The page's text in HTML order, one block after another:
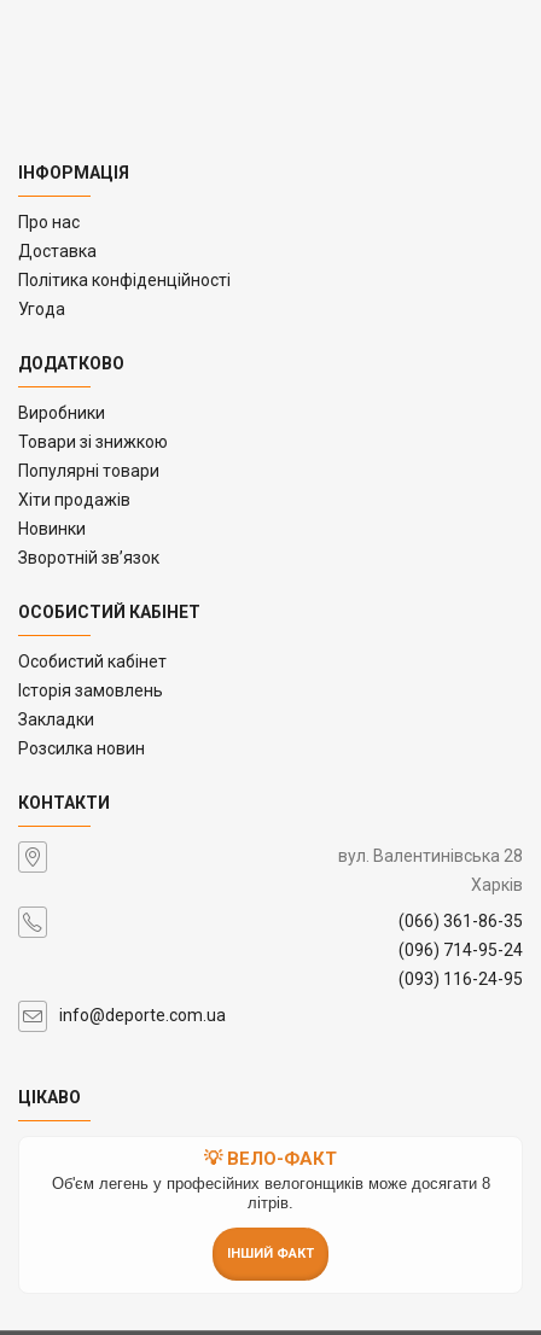
ІНФОРМАЦІЯ
Про нас
Доставка
Політика конфіденційності
Угода
ДОДАТКОВО
Виробники
Товари зі знижкою
Популярні товари
Хіти продажів
Новинки
Зворотній зв’язок
ОСОБИСТИЙ КАБІНЕТ
Особистий кабінет
Історія замовлень
Закладки
Розсилка новин
КОНТАКТИ
вул. Валентинівська 28
Харків
(066) 361-86-35
(096) 714-95-24
(093) 116-24-95
info@deporte.com.ua
ЦІКАВО
💡 ВЕЛО-ФАКТ
Об'єм легень у професійних велогонщиків може досягати 8
літрів.
ІНШИЙ ФАКТ